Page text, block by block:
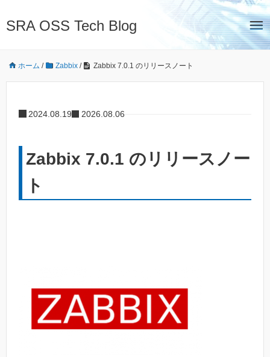
SRA OSS Tech Blog
ホーム / Zabbix / Zabbix 7.0.1 のリリースノート
2024.08.19 2026.08.06
Zabbix 7.0.1 のリリースノー
ト